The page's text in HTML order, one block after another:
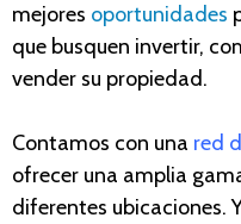
mejores oportunidades
que busquen invertir,
vender su propiedad.
Contamos con una red
ofrecer una amplia
diferentes ubicaciones.